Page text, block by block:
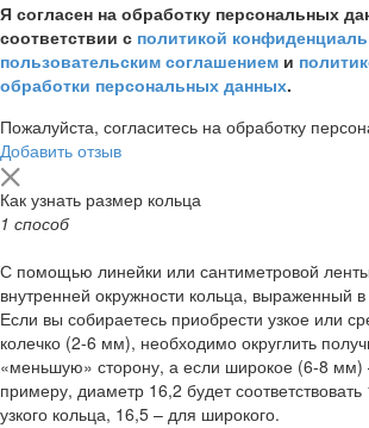
Я согласен на обработку персональных
соответствии с политикой
пользовательским соглашением и
обработки персональных данных.
Пожалуйста, согласитесь на обработку
Добавить отзыв
Как узнать размер кольца
1 способ
С помощью линейки или сантиметровой
внутренней окружности кольца, выраженный
Если вы собираетесь приобрести узкое или
колечко (2-6 мм), необходимо округлить
«меньшую» сторону, а если широкое (6-8
примеру, диаметр 16,2 будет
узкого кольца, 16,5 – для широкого.